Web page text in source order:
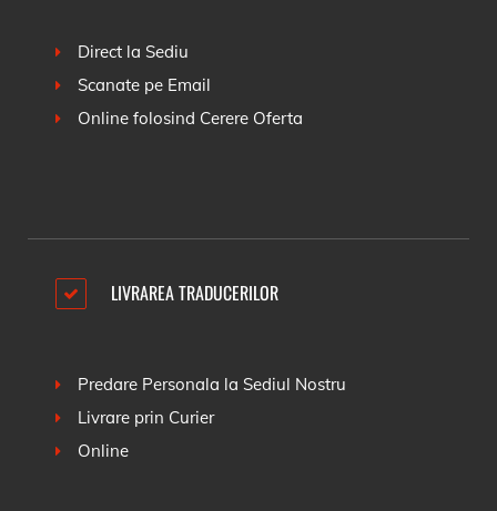
Direct la Sediu
Scanate pe Email
Online folosind Cerere Oferta
LIVRAREA TRADUCERILOR
Predare Personala la Sediul Nostru
Livrare prin Curier
Online